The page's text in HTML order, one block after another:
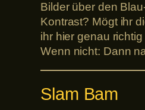
Bilder über den
Kontrast? Mögt ihr
ihr hier genau
Wenn nicht: Dann
Slam Bam